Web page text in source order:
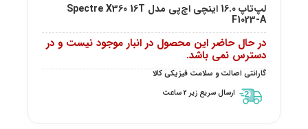
لپ‌تاپ 16.0 اینچی اچ‌پی مدل Spectre X360 16T
F1023-A
در حال حاضر این محصول در انبار موجود نیست و در
دسترس نمی باشد.
گارانتی اصالت و سلامت فیزیکی کالا
ارسال سریع زیر 2 ساعت